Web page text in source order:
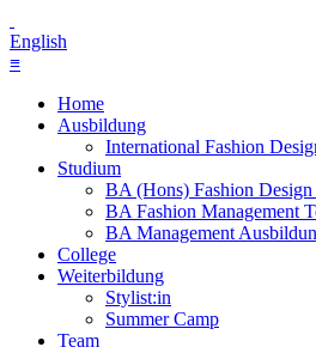
English
≡
Home
Ausbildung
International Fashion
Studium
BA (Hons) Fashion
BA Fashion Management
BA Management
College
Weiterbildung
Stylist:in
Summer Camp
Team